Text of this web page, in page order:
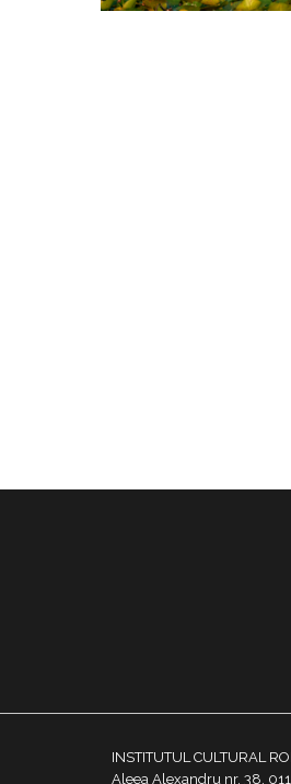
INSTITUTUL CULTURAL
Aleea Alexandru nr. 38,